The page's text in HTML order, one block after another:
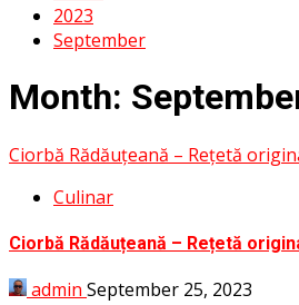
2023
September
Month:
Ciorbă Rădăuțeană – Rețetă
Culinar
Ciorbă Rădăuțeană – Rețetă
admin September 25, 2023